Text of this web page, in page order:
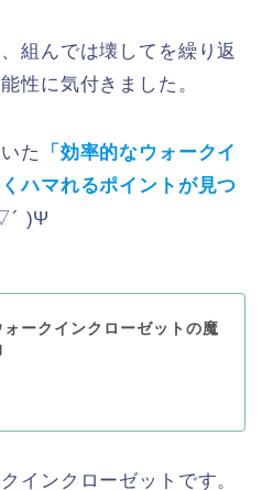
組んでは壊してを繰り返
性に気付きました。
た
「効率的なウォークイ
ハマれるポイントが見つ
)Ψ
ォークインクローゼットの魔
インクローゼットです。